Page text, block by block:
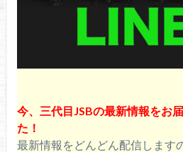
FLAG】
三代目ライブ2016
今、三代目JSBの最新情報をお
た！
最新情報をどんどん配信します